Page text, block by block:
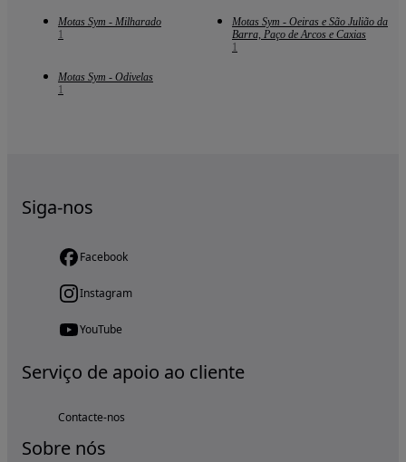
Motas Sym - Milharado
1
Motas Sym - Oeiras e São Julião da
Barra, Paço de Arcos e Caxias
1
Motas Sym - Odivelas
1
Siga-nos
Facebook
Instagram
YouTube
Serviço de apoio ao cliente
Contacte-nos
Sobre nós